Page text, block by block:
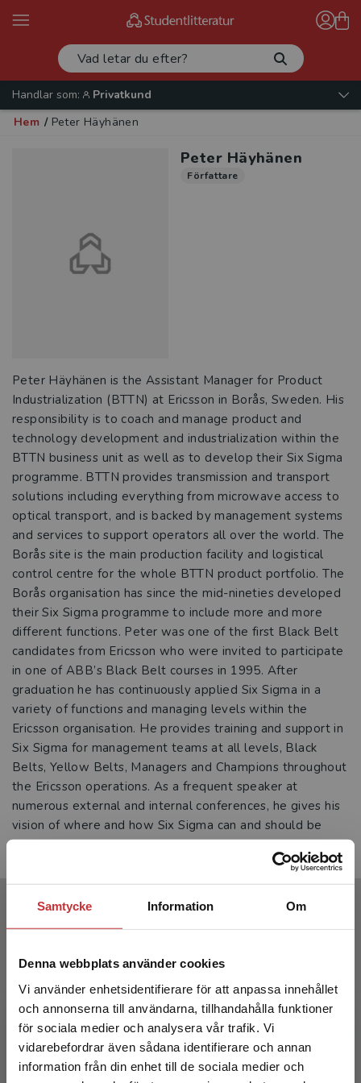
Samtycke Information Om
Denna webbplats använder cookies
Vi använder enhetsidentifierare för att anpassa innehållet
och annonserna till användarna, tillhandahålla funktioner
för sociala medier och analysera vår trafik. Vi
vidarebefordrar även sådana identifierare och annan
information från din enhet till de sociala medier och
Begränsad fraktregion
Handlar som:
Privatkund
Hem / Peter Häyhänen
Peter Häyhänen
Författare
Peter Häyhänen is the Assistant Manager for Product
Industrialization (BTTN) at Ericsson in Borås, Sweden. His
responsibility is to coach and manage product and
technology development and industrialization within the
BTTN business unit as well as to develop their Six Sigma
programme. BTTN provides transmission and transport
solutions including everything from microwave access to
optical transport, and is backed by management systems
and services to support operators all over the world. The
Borås site is the main production facility and logistical
control centre for the whole BTTN product portfolio. The
Borås organisation has since the mid-nineties developed
their Six Sigma programme to include more and more
different functions. Peter was one of the first Black Belt
candidates from Ericsson who were invited to participate
in one of ABB’s Black Belt courses in 1995. After
graduation he has continuously applied Six Sigma in a
variety of functions and managing levels within the
Ericsson organisation. He provides training and support in
Six Sigma for management teams at all levels, Black
Belts, Yellow Belts, Managers and Champions throughout
the Ericsson operations. As a frequent speaker at
numerous external and internal conferences, he gives his
vision of where and how Six Sigma can and should be
applied.
Produkter